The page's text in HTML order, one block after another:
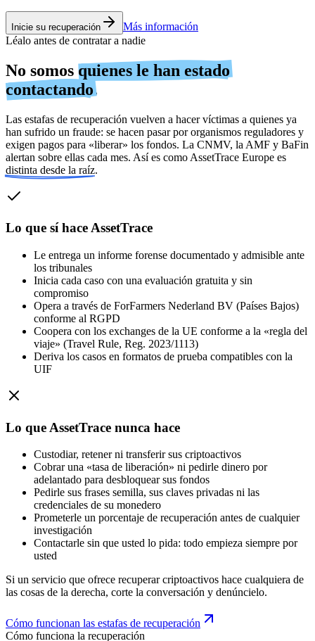
Inicie su recuperación
Más información
Léalo antes de contratar a nadie
No somos quienes le han estado
contactando.
Las estafas de recuperación vuelven a hacer víctimas a quienes ya
han sufrido un fraude: se hacen pasar por organismos reguladores y
exigen pagos para «liberar» los fondos. La CNMV, la AMF y BaFin
alertan sobre ellas cada mes. Así es como AssetTrace Europe es
distinta desde la raíz.
Lo que sí hace AssetTrace
Le entrega un informe forense documentado y admisible ante
los tribunales
Inicia cada caso con una evaluación gratuita y sin
compromiso
Opera a través de ForFarmers Nederland BV (Países Bajos)
conforme al RGPD
Coopera con los exchanges de la UE conforme a la «regla del
viaje» (Travel Rule, Reg. 2023/1113)
Deriva los casos en formatos de prueba compatibles con la
UIF
Lo que AssetTrace nunca hace
Custodiar, retener ni transferir sus criptoactivos
Cobrar una «tasa de liberación» ni pedirle dinero por
adelantado para desbloquear sus fondos
Pedirle sus frases semilla, sus claves privadas ni las
credenciales de su monedero
Prometerle un porcentaje de recuperación antes de cualquier
investigación
Contactarle sin que usted lo pida: todo empieza siempre por
usted
Si un servicio que ofrece recuperar criptoactivos hace cualquiera de
las cosas de la derecha, corte la conversación y denúncielo.
Cómo funcionan las estafas de recuperación
Cómo funciona la recuperación